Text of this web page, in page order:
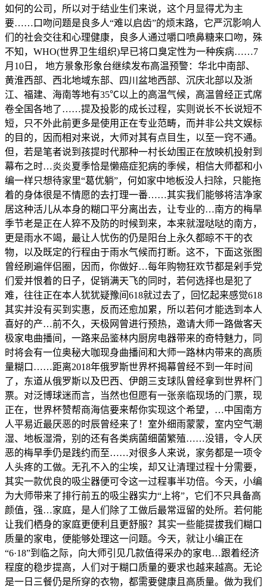
如何的公司，所以对于结业生们来说，这个月显得尤为主
要……口吻问题是良多人“难以启齿”的烦末路，它严沉影响人
们的社会交往和心理健康，良多人通过嚼口喷鼻糖来口吻，殊
不知，WHO(世界卫生组织)早已将口臭定性为一种疾病……7
月10日， 地方景象形象台继续发布高温预警：华北中南部、
黄淮西部、西北地域东部、四川盆地西部、沉庆北部以及浙
江、福建、海南等地有35℃以上的高温气候，高温曾经正式席
卷全国各地了……提及投影的成长过程，实则说长不长说短不
短，只不外此前更多是使用正在专业范畴，而并非公共文娱标
的目的，因而相对来说，大师对其有点目生，以至一窍不通。
但，若是笔者说到孩提时代那种一村长幼围正在放映机投射到
幕布之时…炎炎夏季恰是懒癌症犯病的季候，相信大师都和小
编一样只想待家里“葛优躺”，何如家中地板没人扫除，只能拖
着的身体很是不情愿的去打理一番……其实我们能够将洁净家
居这种活儿从本身的糊口平分离出去，让专业的…南方的梅旱
季节老是正在人猝不及防的时候到来，本来就湿哒哒的南方，
更是雨水不竭，最让人忧伤的仍是阳台上永久都晾不干的衣
物，以及既定的行程由于雨水气候而打断。这不，下面这张图
曾经刷遍伴侣圈，因而，你做好…每年购物狂欢节都是剁手党
们爱并恨着的日子，促销满天飞的同时，若何选择也是犯了
难，往往正在本人犹犹疑豫间618就过去了，回忆起来感觉618
其实并没有买到实惠，反而还愈加累，所以若何才能选到本人
喜好的产…前不久，天极网曾进行预热，邀请大师一路做客天
极家电曲播间，一路来品鉴林内厨房电器带来的奇特魅力，同
时将会有一位奥秘大咖现身曲播间和大师一路林内带来的高质
量糊口……距离2018年俄罗斯世界杯揭幕曾经不到一年时间
了，东道从俄罗斯以及巴西、伊朗三支球队曾经拿到世界杯门
票。对泛博球迷而言，当然也但愿有一张亲临现场的门票，现
正在，世界杯赞帮商海信要来帮你实现这个希望，…中国南方
人平易近最厌恶的时辰曾经来了！室外细雨蒙蒙，室内空气潮
湿、地板湿滑，别的还有各类病菌细菌繁殖……没错，令人厌
恶的梅旱季仍是践约而至……对很多人来说，家务都是一项令
人头疼的工做。无孔不入的尘埃，却又让清理过程十分需要，
其实一款优良的吸尘器便可令这一过程事半功倍。今天，小编
为大师带来了排行前五的吸尘器实力“上将”，它们不只具备高
颜值，强…家庭，是人们除了工做后最常逗留的处所。若何能
让我们栖身的家庭更便利且更舒服？其实一些能提拔我们糊口
质量的家电，便能够处理这一问题。今天，就让小编正在
“6·18”到临之际，向大师引见几款值得采办的家电…跟着经济
程度的稳步提高，人们对于糊口质量的要求也越来越高。无论
是一日三餐仍是所穿的衣物，都需要健康且高质量。做为我们